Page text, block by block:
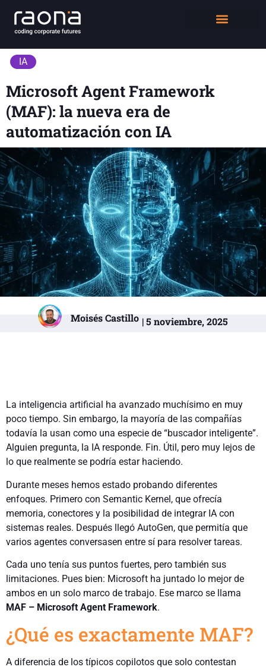
IA
Microsoft Agent Framework
(MAF): la nueva era de
automatización con IA
Moisés Castillo | 5 noviembre, 2025
La inteligencia artificial ha avanzado muchísimo en muy
poco tiempo. Sin embargo, la mayoría de las compañías
todavía la usan como una especie de “buscador inteligente”.
Alguien pregunta, la IA responde. Fin. Útil, pero muy lejos de
lo que realmente se podría estar haciendo.
Durante meses hemos estado probando diferentes
enfoques. Primero con Semantic Kernel, que ofrecía
memoria, conectores y la posibilidad de integrar IA con
sistemas reales. Después llegó AutoGen, que permitía que
varios agentes conversasen entre sí para resolver tareas.
Cada uno tenía sus puntos fuertes, pero también sus
limitaciones. Pues bien: Microsoft ha juntado lo mejor de
ambos en un solo marco de trabajo. Ese marco se llama
MAF – Microsoft Agent Framework.
¿Qué es exactamente MAF?
A diferencia de los típicos copilotos que solo contestan